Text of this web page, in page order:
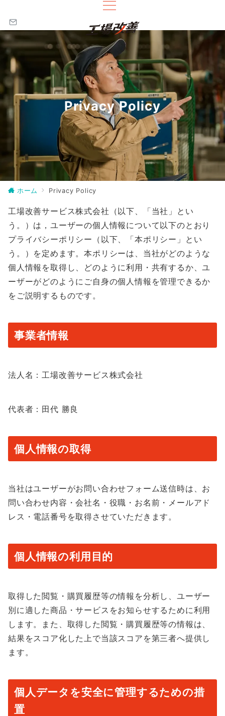
Privacy Policy
ホーム Privacy Policy
工場改善サービス株式会社（以下、「当社」とい
う。）は，ユーザーの個人情報について以下のとおり
プライバシーポリシー（以下、「本ポリシー」とい
う。）を定めます。本ポリシーは、当社がどのような
個人情報を取得し、どのように利用・共有するか、ユ
ーザーがどのようにご自身の個人情報を管理できるか
をご説明するものです。
事業者情報
法人名：工場改善サービス株式会社
代表者：田代 勝良
個人情報の取得
当社はユーザーがお問い合わせフォーム送信時は、お
問い合わせ内容・会社名・役職・お名前・メールアド
レス・電話番号を取得させていただきます。
個人情報の利用目的
取得した閲覧・購買履歴等の情報を分析し、ユーザー
別に適した商品・サービスをお知らせするために利用
します。また、取得した閲覧・購買履歴等の情報は、
結果をスコア化した上で当該スコアを第三者へ提供し
ます。
個人データを安全に管理するための措
置